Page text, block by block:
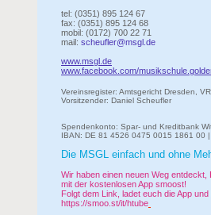
tel: (0351) 895 124 67
fax: (0351) 895 124 68
mobil: (0172) 700 22 71
mail: scheufler@msgl.de
www.msgl.de
www.facebook.com/
Vereinsregister: Amtsgericht Dresden,
Vorsitzender: Daniel Scheufler
Spendenkonto: Spar- und Kreditbank
IBAN: DE 81 4526 0475 0015 1861 00 |
Die MSGL einfach und ohne
Wir haben einen neuen Weg
mit der kostenlosen App smoost!
Folgt dem Link, ladet euch die App
https://smoo.st/it/htube